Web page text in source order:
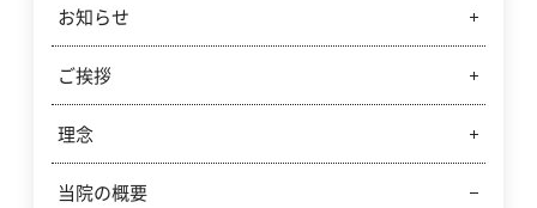
お知らせ
ご寄附のお願い
ご挨拶
病院長からのご挨拶
理念
岐阜市民病院の理念
当院の概要